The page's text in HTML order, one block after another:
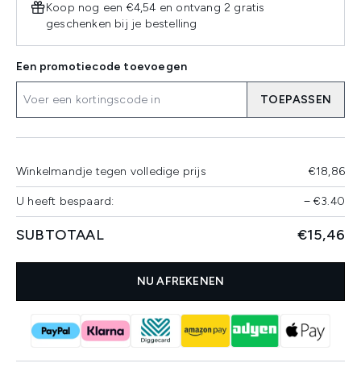
Koop nog een €4,54 en ontvang 2 gratis
geschenken bij je bestelling
Een promotiecode toevoegen
TOEPASSEN
Winkelmandje tegen volledige prijs €18,86
U heeft bespaard: −€3.40
SUBTOTAAL €15,46
NU AFREKENEN